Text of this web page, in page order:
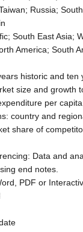
Russia;
South East Asia;
America; South
historic and ten
size and growth
per capita,
country and
share of
Data and
end notes.
PDF or